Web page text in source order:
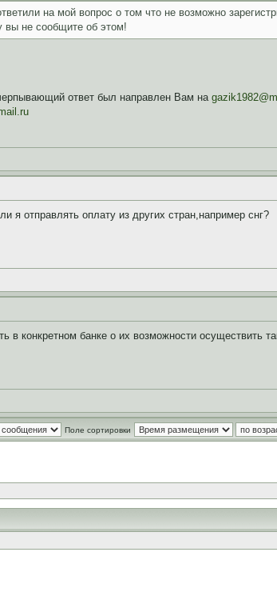
на мой вопрос о том что не возможно
вы не сообщите об этом!
ответ был направлен Вам на
я отправлять оплату из других стран,например снг?
в конкретном банке о их возможности осуществить
Поле сортировки